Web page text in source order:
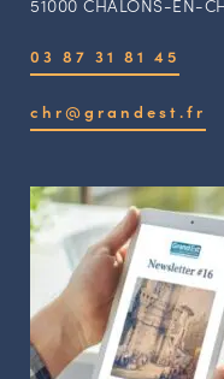
51000 CHALONS-EN-
03 87 31 81 45
chr@grandest.fr